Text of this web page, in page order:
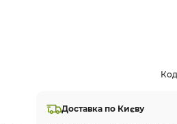
Доставка по Києву